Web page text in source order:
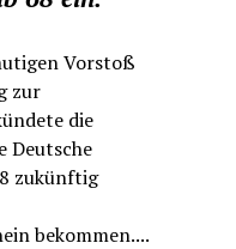
Vorstoß
zur
die
Deutsche
zukünftig
bekommen....